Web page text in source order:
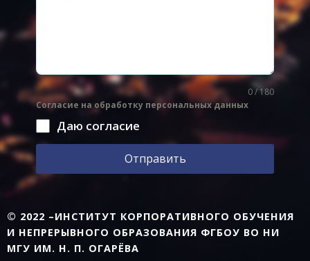
0 / 180
Согласие на обработку персональных данных
Даю согласие
Отправить
© 2022 –ИНСТИТУТ КОРПОРАТИВНОГО ОБУЧЕНИЯ
И НЕПРЕРЫВНОГО ОБРАЗОВАНИЯ ФГБОУ ВО НИ
МГУ ИМ. Н. П. ОГАРЁВА